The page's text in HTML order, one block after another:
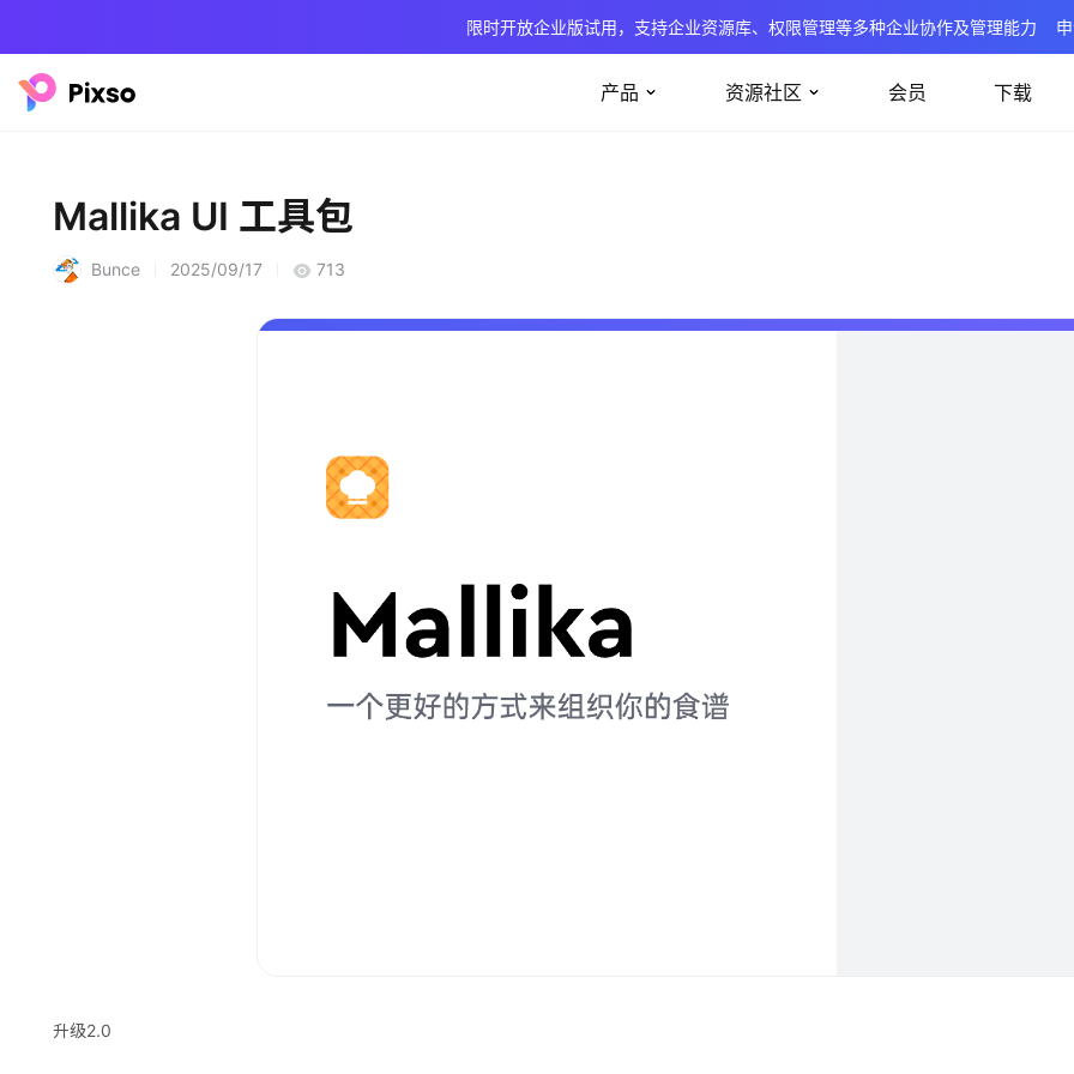
限时开放企业版试用，支持企业资源库、权限管理等多种企业协作及管理能力
产品 资源社区 会员 下载
Mallika UI 工具包
Bunce 2025/09/17 713
升级2.0